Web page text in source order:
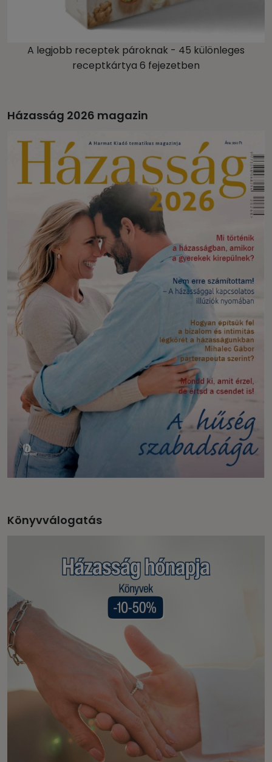
A legjobb receptek pároknak - 45 különleges
receptkártya 6 fejezetben
Házasság 2026 magazin
Könyvválogatás